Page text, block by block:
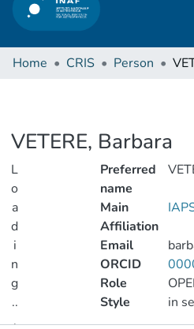
Home CRIS Person
VETERE, Barbara
L
o
a
d
i
n
g
..
.
Preferred
name
Main
Affiliation
Email
ORCID
Role
Style
in